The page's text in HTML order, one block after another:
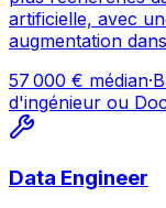
artificielle, avec
augmentation
57 000 € médian·
d'ingénieur ou
Data Engineer